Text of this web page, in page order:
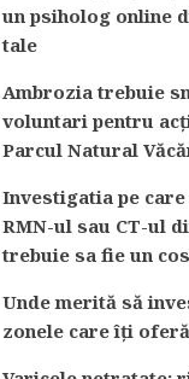
un psiholog online
tale
Ambrozia trebuie
voluntari pentru
Parcul Natural
Investigatia pe
RMN-ul sau CT-ul
trebuie sa fie un
Unde merită să
zonele care îți